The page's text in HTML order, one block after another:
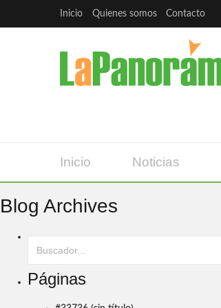
Inicio Quienes somos Contacto
Inicio Noticias
Blog Archives
Páginas